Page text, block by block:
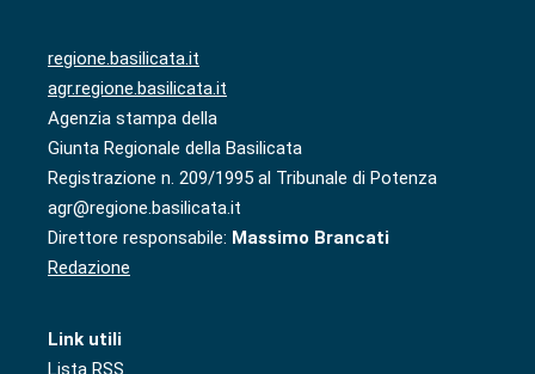
regione.basilicata.it
agr.regione.basilicata.it
Agenzia stampa della
Giunta Regionale della Basilicata
Registrazione n. 209/1995 al Tribunale di Potenza
agr@regione.basilicata.it
Direttore responsabile: Massimo Brancati
Redazione
Link utili
Lista RSS